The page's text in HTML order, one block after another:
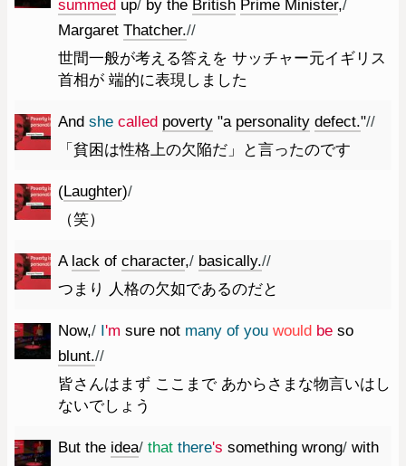
summed up/ by the British Prime Minister,/
Margaret Thatcher.//
世間一般が考える答えを サッチャー元イギリス
首相が 端的に表現しました
And she called poverty "a personality defect."//
「貧困は性格上の欠陥だ」と言ったのです
(Laughter)/
（笑）
A lack of character,/ basically.//
つまり 人格の欠如であるのだと
Now,/ I'm sure not many of you would be so
blunt.//
皆さんはまず ここまで あからさまな物言いはし
ないでしょう
But the idea/ that there's something wrong/ with